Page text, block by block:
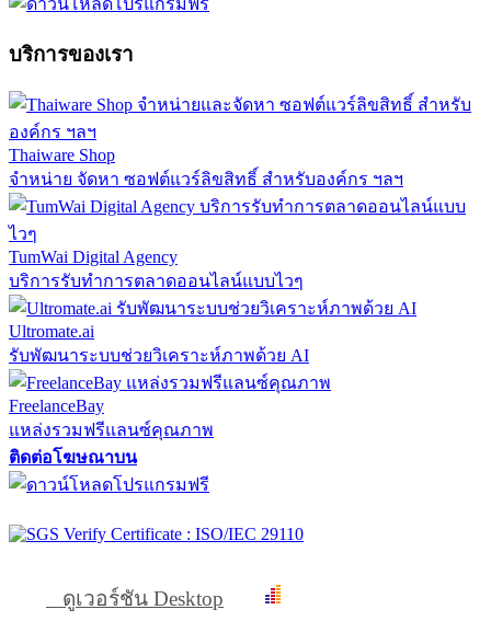
บริการของเรา
Thaiware Shop
จำหน่าย จัดหา ซอฟต์แวร์ลิขสิทธิ์ สำหรับองค์กร ฯลฯ
TumWai Digital Agency
บริการรับทำการตลาดออนไลน์แบบไวๆ
Ultromate.ai
รับพัฒนาระบบช่วยวิเคราะห์ภาพด้วย AI
FreelanceBay
แหล่งรวมฟรีแลนซ์คุณภาพ
ติดต่อโฆษณาบน
ดูเวอร์ชัน Desktop